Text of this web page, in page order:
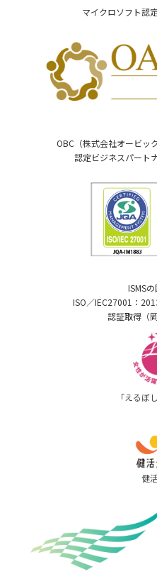
マイクロソフト認
OBC（株式会社オービッ
認定ビジネスパート
ISMS
ISO／IEC27001：
認証取得（
「えるぼ
健